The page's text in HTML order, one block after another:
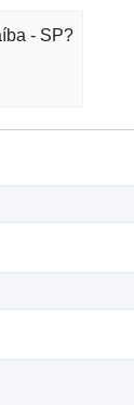
- SP?